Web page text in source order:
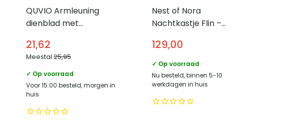
QUVIO Armleuning
dienblad met
Bamboe
21,62
Meestal25,95
✓ Op voorraad
Voor 15:00 besteld, morgen in
huis
Nest of Nora
Nachtkastje Flin –
– Lichtbruin
129,00
✓ Op voorraad
Nu besteld, binnen 5-10
werkdagen in huis